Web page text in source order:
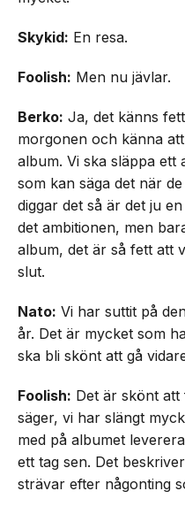
Skykid: En resa.
Foolish: Men nu jävlar.
Berko: Ja, det känns
morgonen och känna
album. Vi ska släppa ett
som kan säga det när
diggar det så är det ju
det ambitionen, men
album, det är så fett att
slut.
Nato: Vi har suttit på
år. Det är mycket som
ska bli skönt att gå
Foolish: Det är skönt att
säger, vi har slängt
med på albumet
ett tag sen. Det
strävar efter någonting